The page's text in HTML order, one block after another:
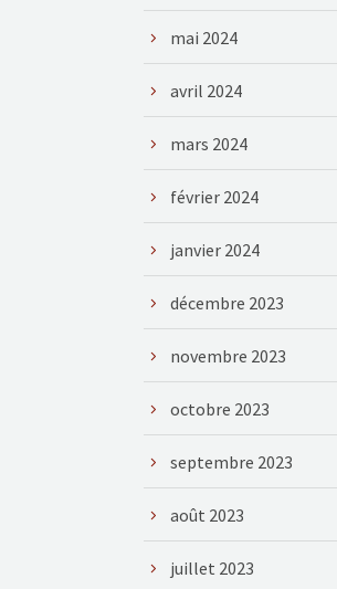
mai 2024
avril 2024
mars 2024
février 2024
janvier 2024
décembre 2023
novembre 2023
octobre 2023
septembre 2023
août 2023
juillet 2023